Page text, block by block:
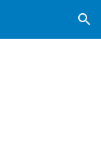
Skip to navigation